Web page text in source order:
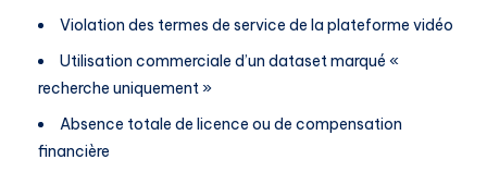
Violation des termes de service de la plateforme vidéo
Utilisation commerciale d’un dataset marqué «
recherche uniquement »
Absence totale de licence ou de compensation
financière